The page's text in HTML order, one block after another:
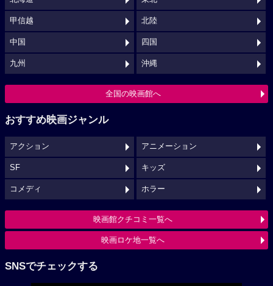
甲信越 北陸
中国 四国
九州 沖縄
全国の映画館へ
おすすめ映画ジャンル
アクション アニメーション
SF キッズ
コメディ ホラー
映画館クチコミ一覧へ
映画ロケ地一覧へ
SNSでチェックする